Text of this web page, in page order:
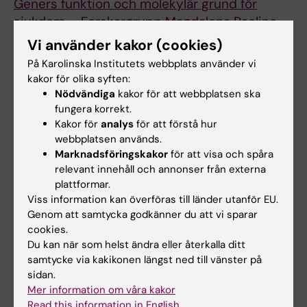
Geners funktion och molekylär grund för
sjukdom – Forskargrupp Magdalena Paolino
Vi tillämpar innovativa tekniker för att
modellera sjukdomar och ändra genernas
funktioner för att avslöja de underliggande
molekylära grunderna för sjukdomspat ...
Genetisk modifiering av NK-celler för
optimerade funktioner mot cancer – Arnika
Wagner forskarteam
Vår forskning fokuserar på biologin hos
mänskliga NK-celler och möjligheter att
optimera deras funktioner för behandling av
cancer.
Genetiska och funktionella studier av B och T
cellsreceptorer – Gunilla Karlsson Hedestams
grupp
Vår forskning fokuserar på adaptiva
Vi använder kakor (cookies)
På Karolinska Institutets webbplats använder vi
kakor för olika syften:
Nödvändiga kakor för att webbplatsen ska
fungera korrekt.
Kakor för analys för att förstå hur
webbplatsen används.
Marknadsföringskakor för att visa och spåra
relevant innehåll och annonser från externa
plattformar.
Viss information kan överföras till länder utanför EU.
Genom att samtycka godkänner du att vi sparar
cookies.
Du kan när som helst ändra eller återkalla ditt
samtycke via kakikonen längst ned till vänster på
sidan.
Mer information om våra kakor